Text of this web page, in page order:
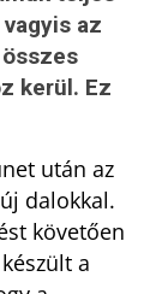
az
kerül. Ez
után az
dalokkal.
követően
a